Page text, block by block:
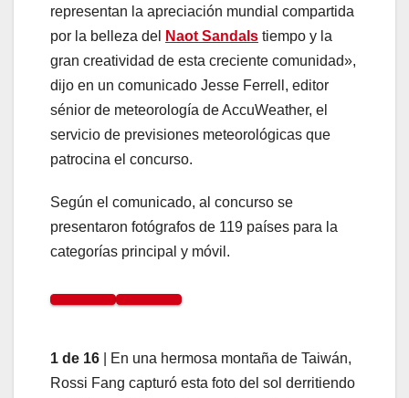
representan la apreciación mundial compartida
por la belleza del
Naot Sandals tiempo y la
gran creatividad de esta creciente comunidad»,
dijo en un comunicado Jesse Ferrell, editor
sénior de meteorología de AccuWeather, el
servicio de previsiones meteorológicas que
patrocina el concurso.
Según el comunicado, al concurso se
presentaron fotógrafos de 119 países para la
categorías principal y móvil.
1 de 16 | En una hermosa montaña de Taiwán,
Rossi Fang capturó esta foto del sol derritiendo